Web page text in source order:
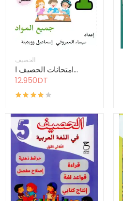
الحصيف
امتحانات الحصيف ا...
12.950DT